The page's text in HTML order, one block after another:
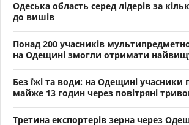
Одеська область серед лідерів за
до вишів
Понад 200 учасників
на Одещині змогли отримати
Без їжі та води: на Одещині
майже 13 годин через повітряні
Третина експортерів зерна через